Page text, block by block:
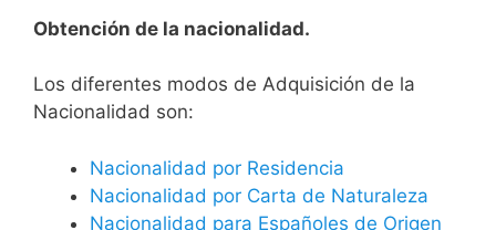
Obtención de la nacionalidad.
​​​Los diferentes modos de Adquisición de la
Nacionalidad son:
Nacionalidad por Residencia
Nacionalidad por Carta de Naturaleza
Nacionalidad para Españoles de Origen